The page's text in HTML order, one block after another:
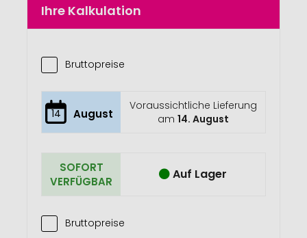
Ihre Kalkulation
Bruttopreise
14 August
Voraussichtliche Lieferung
am 14. August
SOFORT
VERFÜGBAR
Auf Lager
Bruttopreise